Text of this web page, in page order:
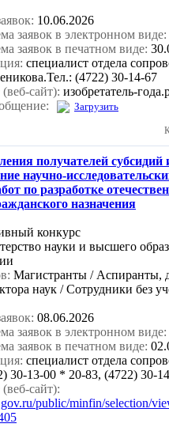
10.06.2026
заявок в электронном виде:
заявок в печатном виде:
специалист отдела
(4722) 30-14-67
сайт): изобретатель-
Загрузить
получателей субсидий
научно-
по разработке
назначения
конкурс
науки и высшего
Магистранты / Аспиранты,
наук / Сотрудники без
08.06.2026
заявок в электронном виде:
заявок в печатном виде:
специалист отдела
30-13-00 * 20-83, (4722) 30-
сайт):
public/minfin/selection/